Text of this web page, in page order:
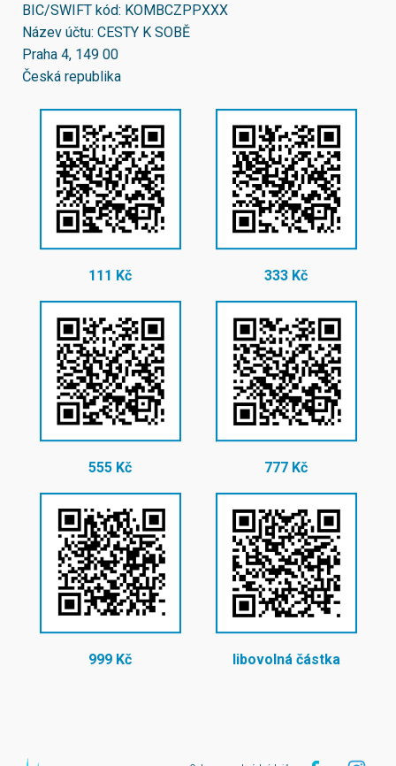
BIC/SWIFT kód: KOMBCZPPXXX
Název účtu: CESTY K SOBĚ
Praha 4, 149 00
Česká republika
111 Kč 333 Kč
555 Kč 777 Kč
999 Kč libovolná částka